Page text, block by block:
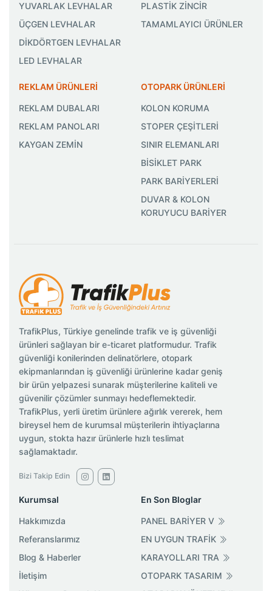
YUVARLAK LEVHALAR
ÜÇGEN LEVHALAR
DİKDÖRTGEN LEVHALAR
LED LEVHALAR
PLASTİK ZİNCİR
TAMAMLAYICI ÜRÜNLER
REKLAM ÜRÜNLERİ
REKLAM DUBALARI
REKLAM PANOLARI
KAYGAN ZEMİN
OTOPARK ÜRÜNLERİ
KOLON KORUMA
STOPER ÇEŞİTLERİ
SINIR ELEMANLARI
BİSİKLET PARK
PARK BARİYERLERİ
DUVAR & KOLON
KORUYUCU BARİYER
TrafikPlus, Türkiye genelinde trafik ve iş güvenliği
ürünleri sağlayan bir e-ticaret platformudur. Trafik
güvenliği konilerinden delinatörlere, otopark
ekipmanlarından iş güvenliği ürünlerine kadar geniş
bir ürün yelpazesi sunarak müşterilerine kaliteli ve
güvenilir çözümler sunmayı hedeflemektedir.
TrafikPlus, yerli üretim ürünlere ağırlık vererek, hem
bireysel hem de kurumsal müşterilerin ihtiyaçlarına
uygun, stokta hazır ürünlerle hızlı teslimat
sağlamaktadır.
Bizi Takip Edin
Kurumsal
Hakkımızda
Referanslarımız
Blog & Haberler
İletişim
En Son Bloglar
PANEL BARİYER V
EN UYGUN TRAFİK
KARAYOLLARI TRA
OTOPARK TASARIM